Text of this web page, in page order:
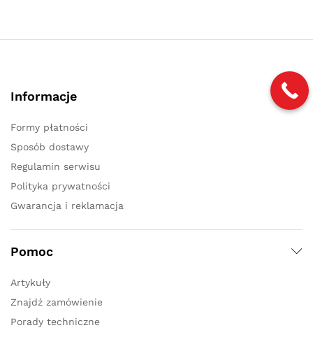
Informacje
Formy płatności
Sposób dostawy
Regulamin serwisu
Polityka prywatności
Gwarancja i reklamacja
Pomoc
Artykuły
Znajdź zamówienie
Porady techniczne